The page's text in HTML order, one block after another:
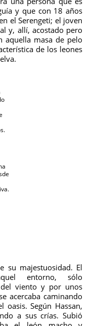
y que con 18 años
el Serengeti; el joven
y, allí, acostado pero
aquella masa de pelo
de los leones
su majestuosidad. El
entorno, sólo
viento y por unos
acercaba caminando
Según Hassan,
a sus crías. Subió